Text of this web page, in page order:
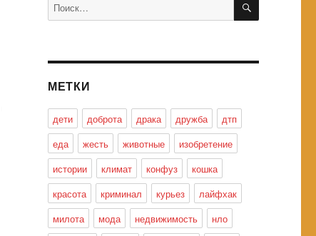
МЕТКИ
дети доброта драка дружба
дтп
еда
жесть животные
изобретение
истории
климат конфуз
кошка
красота
криминал курьез
лайфхак
милота
мода недвижимость
нло